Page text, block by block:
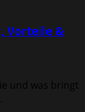
Vorteile &
und was bringt